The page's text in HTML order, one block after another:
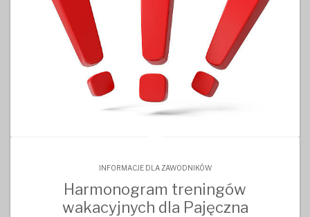
INFORMACJE DLA ZAWODNIKÓW
Harmonogram treningów
wakacyjnych dla Pajęczna